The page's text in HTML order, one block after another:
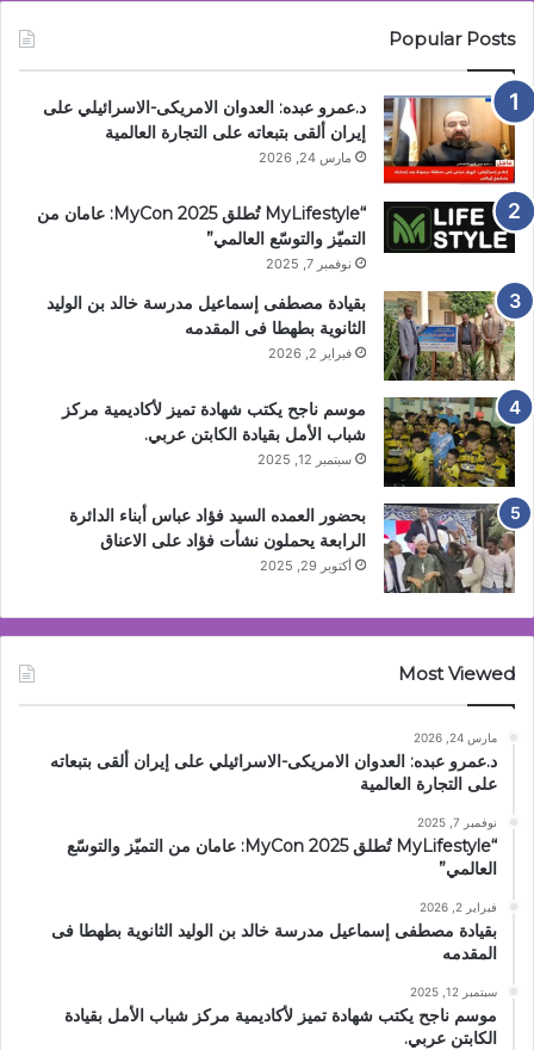
Popular Posts
د.عمرو عبده: العدوان الامريكى-الاسرائيلي على
إيران ألقى بتبعاته على التجارة العالمية
مارس 24, 2026
“MyLifestyle تُطلق MyCon 2025: عامان من
التميّز والتوسّع العالمي”
نوفمبر 7, 2025
بقيادة مصطفى إسماعيل مدرسة خالد بن الوليد
الثانوية بطهطا فى المقدمه
فبراير 2, 2026
موسم ناجح يكتب شهادة تميز لأكاديمية مركز
شباب الأمل بقيادة الكابتن عربي.
سبتمبر 12, 2025
بحضور العمده السيد فؤاد عباس أبناء الدائرة
الرابعة يحملون نشأت فؤاد على الاعناق
أكتوبر 29, 2025
Most Viewed
مارس 24, 2026
د.عمرو عبده: العدوان الامريكى-الاسرائيلي على إيران ألقى بتبعاته
على التجارة العالمية
نوفمبر 7, 2025
“MyLifestyle تُطلق MyCon 2025: عامان من التميّز والتوسّع
العالمي”
فبراير 2, 2026
بقيادة مصطفى إسماعيل مدرسة خالد بن الوليد الثانوية بطهطا فى
المقدمه
سبتمبر 12, 2025
موسم ناجح يكتب شهادة تميز لأكاديمية مركز شباب الأمل بقيادة
الكابتن عربي.